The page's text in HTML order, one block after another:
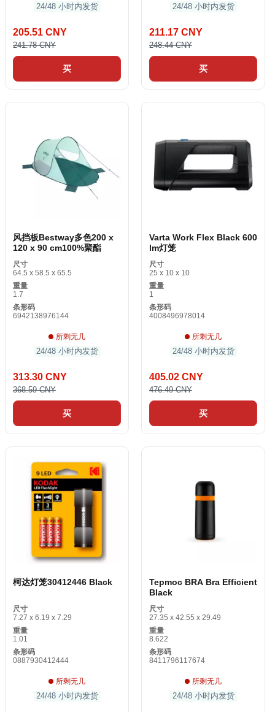
24/48 小时内发货
205.51 CNY
241.78 CNY
买
24/48 小时内发货
211.17 CNY
248.44 CNY
买
风挡板Bestway多色200 x
120 x 90 cm100%聚酯
尺寸
64.5 x 58.5 x 65.5
重量
1.7
条形码
6942138976144
所剩无几
24/48 小时内发货
313.30 CNY
368.59 CNY
买
Varta Work Flex Black 600
lm灯笼
尺寸
25 x 10 x 10
重量
1
条形码
4008496978014
所剩无几
24/48 小时内发货
405.02 CNY
476.49 CNY
买
柯达灯笼30412446 Black
尺寸
7.27 x 6.19 x 7.29
重量
1.01
条形码
0887930412444
所剩无几
24/48 小时内发货
Tepmoc BRA Bra Efficient
Black
尺寸
27.35 x 42.55 x 29.49
重量
8.622
条形码
8411796117674
所剩无几
24/48 小时内发货